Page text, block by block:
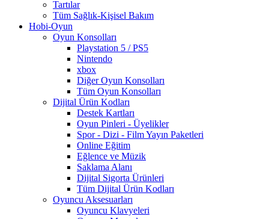
Tartılar
Tüm Sağlık-Kişisel Bakım
Hobi-Oyun
Oyun Konsolları
Playstation 5 / PS5
Nintendo
xbox
Diğer Oyun Konsolları
Tüm Oyun Konsolları
Dijital Ürün Kodları
Destek Kartları
Oyun Pinleri - Üyelikler
Spor - Dizi - Film Yayın Paketleri
Online Eğitim
Eğlence ve Müzik
Saklama Alanı
Dijital Sigorta Ürünleri
Tüm Dijital Ürün Kodları
Oyuncu Aksesuarları
Oyuncu Klavyeleri